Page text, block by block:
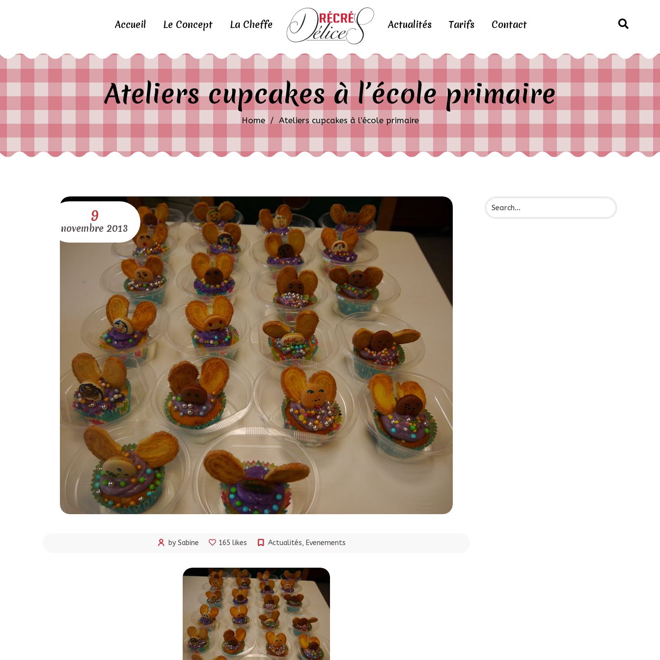
Accueil Le Concept La Cheffe Actualités Tarifs Contact
Ateliers cupcakes à l’école primaire
Home / Ateliers cupcakes à l’école primaire
9
novembre 2013
by Sabine 165 likes Actualités, Evenements